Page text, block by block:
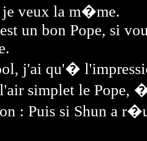
veux la m�me.
un bon Pope, si
j'ai qu'�
simplet le Pope,
: Puis si Shun a